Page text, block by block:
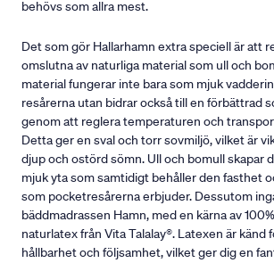
behövs som allra mest.
Det som gör Hallarhamn extra speciell är att
omslutna av naturliga material som ull och
material fungerar inte bara som mjuk
resårerna utan bidrar också till en förbättrad
genom att reglera temperaturen och
Detta ger en sval och torr sovmiljö, vilket är
djup och ostörd sömn. Ull och bomull skapar
mjuk yta som samtidigt behåller den fasthet
som pocketresårerna erbjuder. Dessutom
bäddmadrassen Hamn, med en kärna av
naturlatex från Vita Talalay®. Latexen är känd
hållbarhet och följsamhet, vilket ger dig en